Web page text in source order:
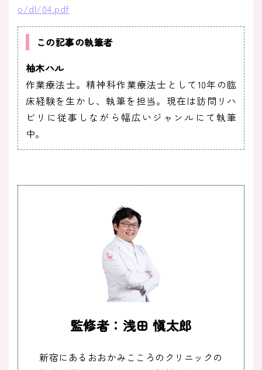
o/dl/04.pdf
この記事の執筆者
柚木ハル
作業療法士。精神科作業療法士として10年の臨
床経験を生かし、執筆を担当。現在は訪問リハ
ビリに従事しながら幅広いジャンルにて執筆
中。
監修者：浅田 愼太郎
新宿にあるおおかみこころのクリニックの